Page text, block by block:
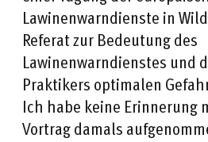
Lawinenwarndienste in
Referat zur Bedeutung des
Lawinenwarndienstes und
Praktikers optimalen
Ich habe keine Erinnerung
Vortrag damals